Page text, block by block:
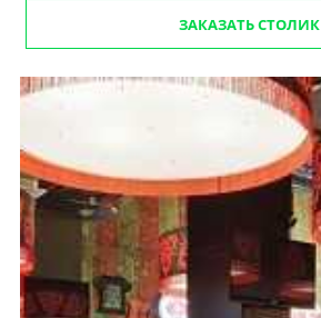
ЗАКАЗАТЬ СТОЛИК